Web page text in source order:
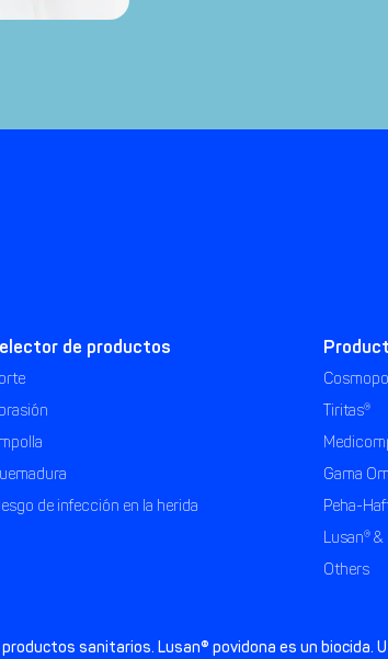
de productos
de infección en la herida
Tiritas®
Gama
Peha-
Lusan® &
Others
sanitarios. Lusan® povidona es un biocida.